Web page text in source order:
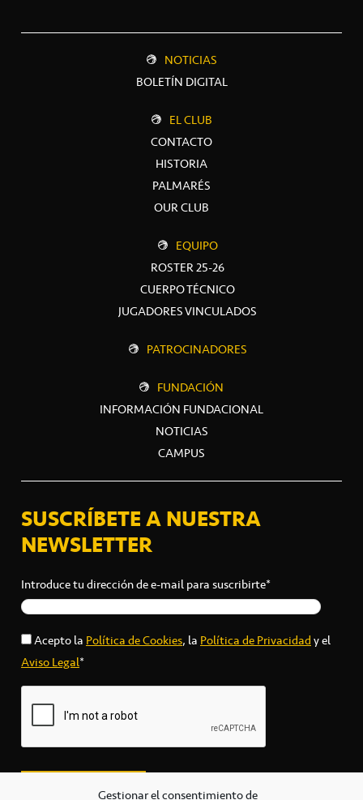
Gestionar el consentimiento de
NOTICIAS
BOLETÍN DIGITAL
EL CLUB
CONTACTO
HISTORIA
PALMARÉS
OUR CLUB
EQUIPO
ROSTER 25-26
CUERPO TÉCNICO
JUGADORES VINCULADOS
PATROCINADORES
FUNDACIÓN
INFORMACIÓN FUNDACIONAL
NOTICIAS
CAMPUS
SUSCRÍBETE A NUESTRA
NEWSLETTER
Introduce tu dirección de e-mail para suscribirte*
Acepto laPolítica de Cookies, laPolítica de Privacidady el
Aviso Legal*